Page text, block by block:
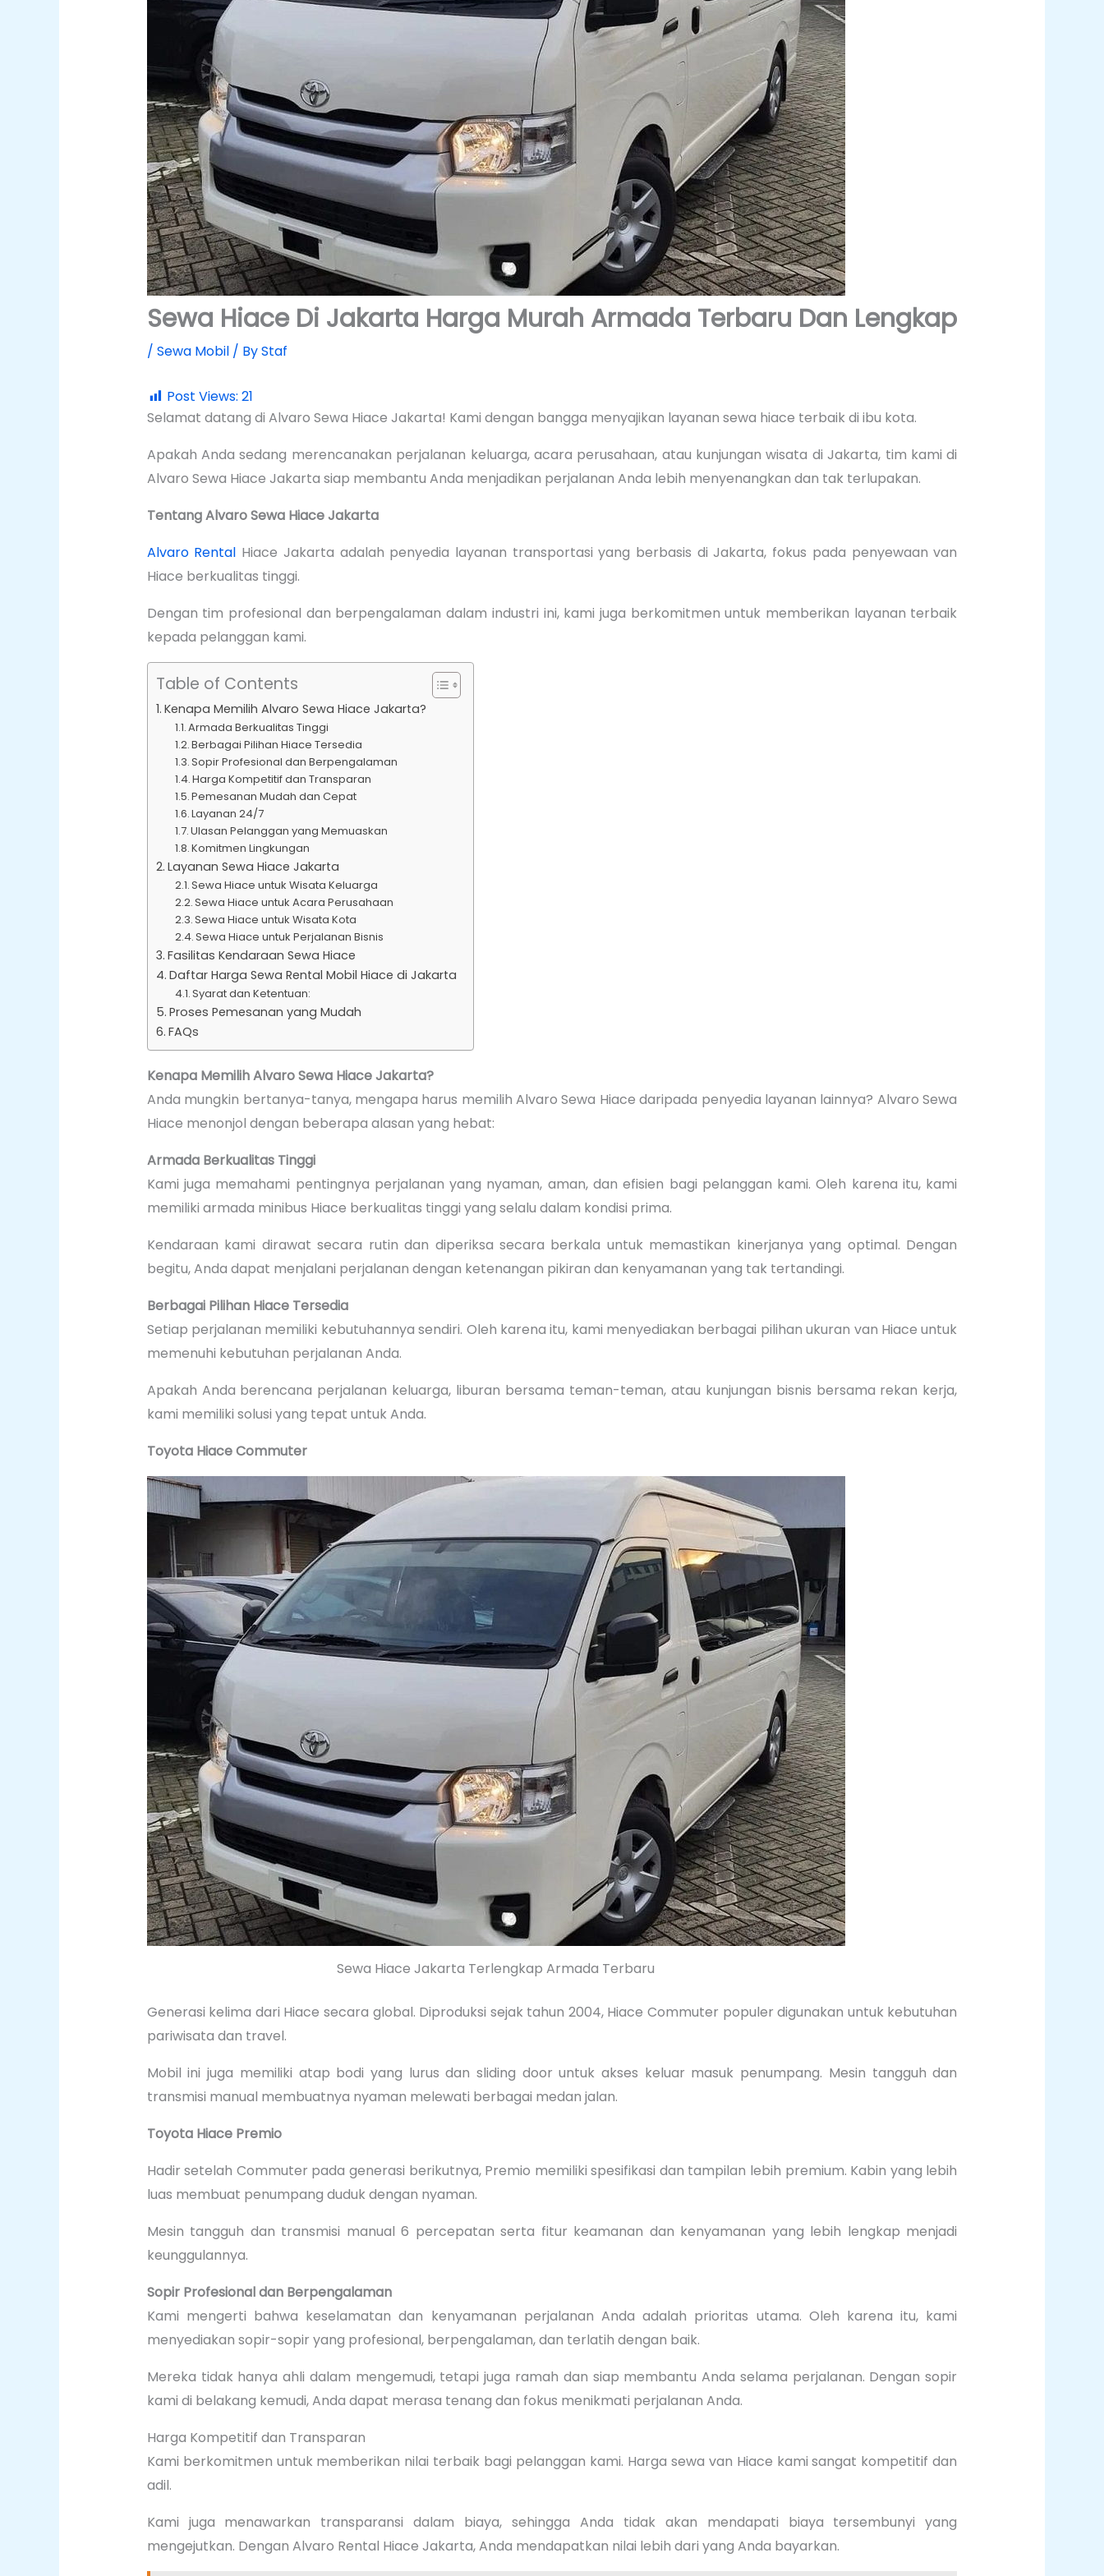
Sewa Hiace Di Jakarta Harga Murah Armada Terbaru Dan Lengkap
/ Sewa Mobil/ ByStaf
Post Views: 21
Selamat datang di Alvaro Sewa Hiace Jakarta! Kami dengan bangga menyajikan layanan sewa hiace terbaik di ibu kota.
Apakah Anda sedang merencanakan perjalanan keluarga, acara perusahaan, atau kunjungan wisata di Jakarta, tim kami di
Alvaro Sewa Hiace Jakarta siap membantu Anda menjadikan perjalanan Anda lebih menyenangkan dan tak terlupakan.
Tentang Alvaro Sewa Hiace Jakarta
Alvaro Rental Hiace Jakarta adalah penyedia layanan transportasi yang berbasis di Jakarta, fokus pada penyewaan van
Hiace berkualitas tinggi.
Dengan tim profesional dan berpengalaman dalam industri ini, kami juga berkomitmen untuk memberikan layanan terbaik
kepada pelanggan kami.
Table of Contents
Kenapa Memilih Alvaro Sewa Hiace Jakarta?
Armada Berkualitas Tinggi
Berbagai Pilihan Hiace Tersedia
Sopir Profesional dan Berpengalaman
Harga Kompetitif dan Transparan
Pemesanan Mudah dan Cepat
Layanan 24/7
Ulasan Pelanggan yang Memuaskan
Komitmen Lingkungan
Layanan Sewa Hiace Jakarta
Sewa Hiace untuk Wisata Keluarga
Sewa Hiace untuk Acara Perusahaan
Sewa Hiace untuk Wisata Kota
Sewa Hiace untuk Perjalanan Bisnis
Fasilitas Kendaraan Sewa Hiace
Daftar Harga Sewa Rental Mobil Hiace di Jakarta
Syarat dan Ketentuan:
Proses Pemesanan yang Mudah
FAQs
Kenapa Memilih Alvaro Sewa Hiace Jakarta?
Anda mungkin bertanya-tanya, mengapa harus memilih Alvaro Sewa Hiace daripada penyedia layanan lainnya? Alvaro Sewa
Hiace menonjol dengan beberapa alasan yang hebat:
Armada Berkualitas Tinggi
Kami juga memahami pentingnya perjalanan yang nyaman, aman, dan efisien bagi pelanggan kami. Oleh karena itu, kami
memiliki armada minibus Hiace berkualitas tinggi yang selalu dalam kondisi prima.
Kendaraan kami dirawat secara rutin dan diperiksa secara berkala untuk memastikan kinerjanya yang optimal. Dengan
begitu, Anda dapat menjalani perjalanan dengan ketenangan pikiran dan kenyamanan yang tak tertandingi.
Berbagai Pilihan Hiace Tersedia
Setiap perjalanan memiliki kebutuhannya sendiri. Oleh karena itu, kami menyediakan berbagai pilihan ukuran van Hiace untuk
memenuhi kebutuhan perjalanan Anda.
Apakah Anda berencana perjalanan keluarga, liburan bersama teman-teman, atau kunjungan bisnis bersama rekan kerja,
kami memiliki solusi yang tepat untuk Anda.
Toyota Hiace Commuter
Sewa Hiace Jakarta Terlengkap Armada Terbaru
Generasi kelima dari Hiace secara global. Diproduksi sejak tahun 2004, Hiace Commuter populer digunakan untuk kebutuhan
pariwisata dan travel.
Mobil ini juga memiliki atap bodi yang lurus dan sliding door untuk akses keluar masuk penumpang. Mesin tangguh dan
transmisi manual membuatnya nyaman melewati berbagai medan jalan.
Toyota Hiace Premio
Hadir setelah Commuter pada generasi berikutnya, Premio memiliki spesifikasi dan tampilan lebih premium. Kabin yang lebih
luas membuat penumpang duduk dengan nyaman.
Mesin tangguh dan transmisi manual 6 percepatan serta fitur keamanan dan kenyamanan yang lebih lengkap menjadi
keunggulannya.
Sopir Profesional dan Berpengalaman
Kami mengerti bahwa keselamatan dan kenyamanan perjalanan Anda adalah prioritas utama. Oleh karena itu, kami
menyediakan sopir-sopir yang profesional, berpengalaman, dan terlatih dengan baik.
Mereka tidak hanya ahli dalam mengemudi, tetapi juga ramah dan siap membantu Anda selama perjalanan. Dengan sopir
kami di belakang kemudi, Anda dapat merasa tenang dan fokus menikmati perjalanan Anda.
Harga Kompetitif dan Transparan
Kami berkomitmen untuk memberikan nilai terbaik bagi pelanggan kami. Harga sewa van Hiace kami sangat kompetitif dan
adil.
Kami juga menawarkan transparansi dalam biaya, sehingga Anda tidak akan mendapati biaya tersembunyi yang
mengejutkan. Dengan Alvaro Rental Hiace Jakarta, Anda mendapatkan nilai lebih dari yang Anda bayarkan.